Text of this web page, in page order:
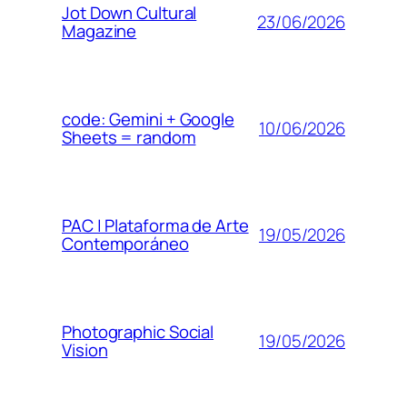
Jot Down Cultural
Magazine 23/06/2026
code: Gemini + Google
Sheets = random 10/06/2026
PAC | Plataforma de Arte
Contemporáneo 19/05/2026
Photographic Social
Vision 19/05/2026